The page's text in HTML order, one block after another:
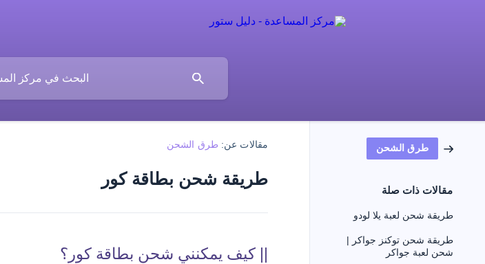
طرق الشحن
مقالات ذات صلة
طريقة شحن لعبة يلا لودو
طريقة شحن توكنز جواكر |
شحن لعبة جواكر
مقالات عن: طرق الشحن
طريقة شحن بطاقة كور
|| كيف يمكنني شحن بطاقة كور؟